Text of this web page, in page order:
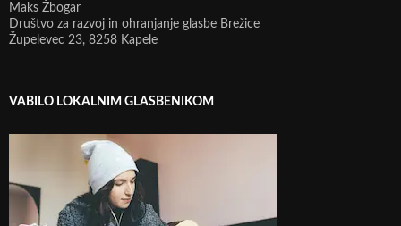
Maks Žbogar
Društvo za razvoj in ohranjanje glasbe Brežice
Župelevec 23, 8258 Kapele
VABILO LOKALNIM GLASBENIKOM